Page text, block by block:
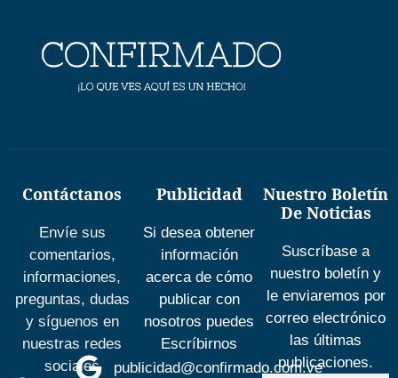
Contáctanos
Envíe sus
comentarios,
informaciones,
preguntas, dudas
y síguenos en
nuestras redes
sociales
Publicidad
Si desea obtener
información
acerca de cómo
publicar con
nosotros puedes
Escríbirnos
publicidad@confirmado.com.ve
Nuestro Boletín
De Noticias
Suscríbase a
nuestro boletín y
le enviaremos por
correo electrónico
las últimas
publicaciones.